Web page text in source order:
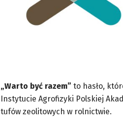
„Warto być razem” to hasło,
Instytucie Agrofizyki Polskiej
tufów zeolitowych w rolnictwie.